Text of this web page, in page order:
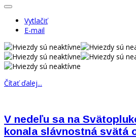
Vytlačiť
E-mail
Čítať ďalej...
V nedeľu sa na
konala slávnostná svätá